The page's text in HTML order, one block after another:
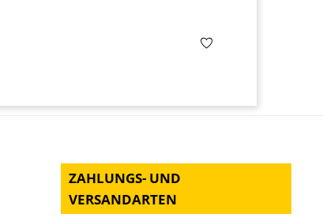
ZAHLUNGS- UND
VERSANDARTEN